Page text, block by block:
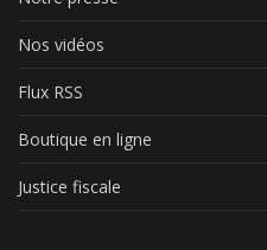
Nos vidéos
Flux RSS
Boutique en ligne
Justice fiscale